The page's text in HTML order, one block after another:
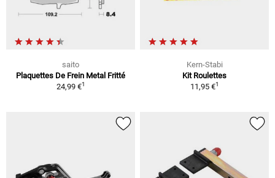
saito
Plaquettes De Frein Metal Fritté
24,99 €1
Kern-Stabi
Kit Roulettes
11,95 €1